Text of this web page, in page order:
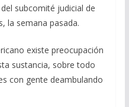
subcomité judicial de
la semana pasada.
existe preocupación
sustancia, sobre todo
con gente deambulando